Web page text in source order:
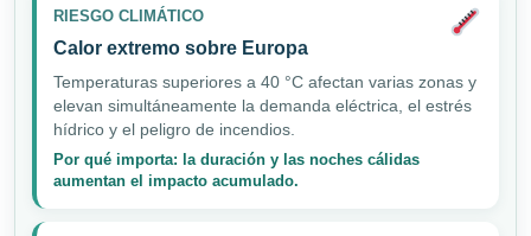
RIESGO CLIMÁTICO
Calor extremo sobre Europa
Temperaturas superiores a 40 °C afectan varias zonas y
elevan simultáneamente la demanda eléctrica, el estrés
hídrico y el peligro de incendios.
Por qué importa: la duración y las noches cálidas
aumentan el impacto acumulado.